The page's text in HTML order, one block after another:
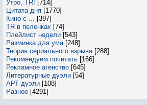
Утро, TR! [714]
Цитата дня [1770]
Кино с ... [397]
TR в пеленках [74]
Плейлист недели [543]
Разминка для ума [248]
Теория сериального взрыва [288]
Рекомендуем почитать [166]
Рекламное агенство [645]
Литературные дуэли [54]
АРТ-дуэли [108]
Разное [4291]